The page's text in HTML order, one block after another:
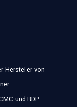
Hersteller von
und RDP